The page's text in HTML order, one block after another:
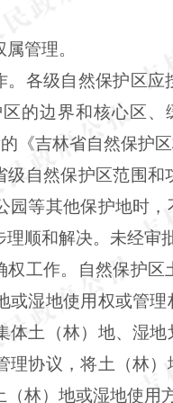
管理。
各级自然保护区
的边界和核心区
《吉林省自然保护
自然保护区范围
园等其他保护地时
顺和解决。未经审
工作。自然保护
或湿地使用权或管
体土（林）地、湿
理协议，将土（林
林）地或湿地使用